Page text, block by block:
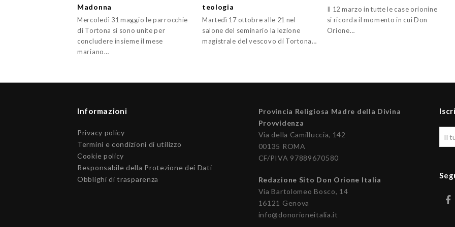
Madonna
Mercoledì 31 maggio le parrocchie
di Tortona si sono unite per
concludere insieme il mese
mariano…
teologia
Martedì 17 ottobre alle 21 nel
salone del seminario la lezione
magistrale del vescovo di Tortona…
Il 12 marzo in tutte le case orionine
si ricorda il momento in cui Don
Orione…
Informazioni
Privacy policy
Termini e condizioni di utilizzo
Cookie policy
Responsabile della Protezione dei Dati
Obblighi di trasparenza
Provincia Religiosa Madre della Divina
Provvidenza
Via della Camilluccia, 142
00135 ROMA
CF/PIVA 97889670580
Redazione Sito Don Orione Italia
Via Bartolomeo Bosco, 14
16121 Genova
info@donorioneitalia.it